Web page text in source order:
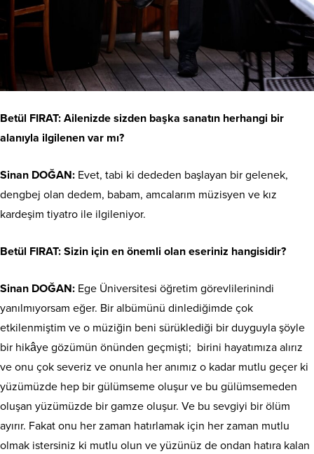
Betül FIRAT: Ailenizde sizden başka sanatın herhangi bir
alanıyla ilgilenen var mı?
Sinan DOĞAN: Evet, tabi ki dededen başlayan bir gelenek,
dengbej olan dedem, babam, amcalarım müzisyen ve kız
kardeşim tiyatro ile ilgileniyor.
Betül FIRAT: Sizin için en önemli olan eseriniz hangisidir?
Sinan DOĞAN: Ege Üniversitesi öğretim görevlilerinindi
yanılmıyorsam eğer. Bir albümünü dinlediğimde çok
etkilenmiştim ve o müziğin beni sürüklediği bir duyguyla şöyle
bir hikâye gözümün önünden geçmişti; birini hayatımıza alırız
ve onu çok severiz ve onunla her anımız o kadar mutlu geçer ki
yüzümüzde hep bir gülümseme oluşur ve bu gülümsemeden
oluşan yüzümüzde bir gamze oluşur. Ve bu sevgiyi bir ölüm
ayırır. Fakat onu her zaman hatırlamak için her zaman mutlu
olmak istersiniz ki mutlu olun ve yüzünüz de ondan hatıra kalan